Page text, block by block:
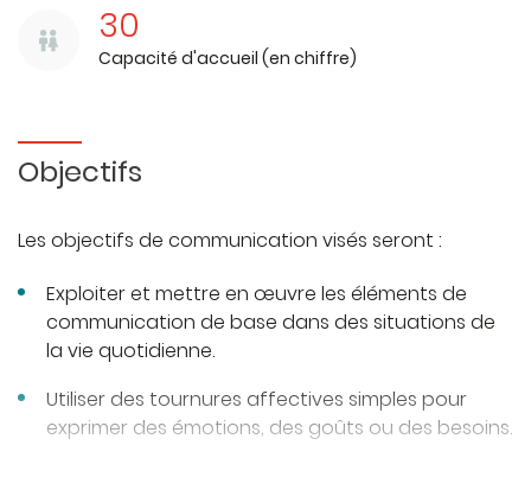
Poursuite des thématiques liées à soi et son
environnement.
30
Capacité d'accueil (en chiffre)
Objectifs
Les objectifs de communication visés seront :
Exploiter et mettre en œuvre les éléments de
communication de base dans des situations de
la vie quotidienne.
Utiliser des tournures affectives simples pour
exprimer des émotions, des goûts ou des besoins.